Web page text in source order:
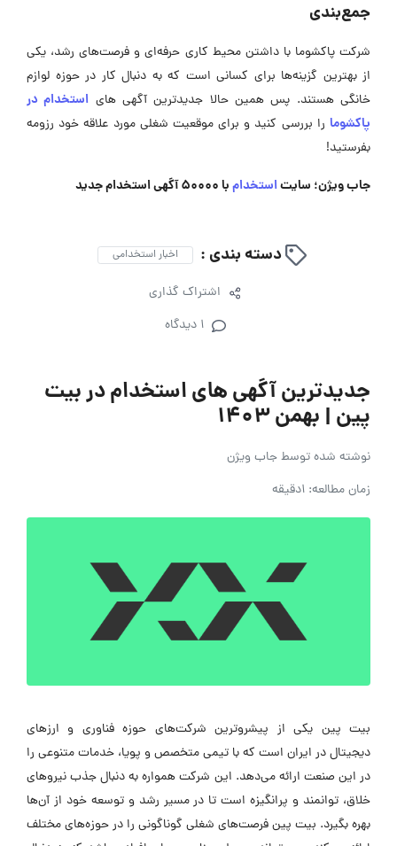
جمع‌بندی
شرکت پاکشوما با داشتن محیط کاری حرفه‌ای و فرصت‌های رشد، یکی
از بهترین گزینه‌ها برای کسانی است که به دنبال کار در حوزه لوازم
خانگی هستند. پس همین حالا جدیدترین آگهی های استخدام در
پاکشوما را بررسی کنید و برای موقعیت‌ شغلی مورد علاقه‌ خود رزومه
بفرستید!
جاب ویژن؛ سایتاستخدامبا 50000 آگهی استخدام جدید
دسته بندی : اخبار استخدامی
اشتراک گذاری
1 دیدگاه
جدیدترین آگهی های استخدام در بیت
پین | بهمن ۱۴۰۳
نوشته شده توسطجاب ویژن
زمان مطالعه: 1دقیقه
بیت پین یکی از پیشروترین شرکت‌های حوزه فناوری و ارزهای
دیجیتال در ایران است که با تیمی متخصص و پویا، خدمات متنوعی را
در این صنعت ارائه می‌دهد. این شرکت همواره به دنبال جذب نیروهای
خلاق، توانمند و پرانگیزه است تا در مسیر رشد و توسعه خود از آن‌ها
بهره بگیرد. بیت پین فرصت‌های شغلی گوناگونی را در حوزه‌های مختلف